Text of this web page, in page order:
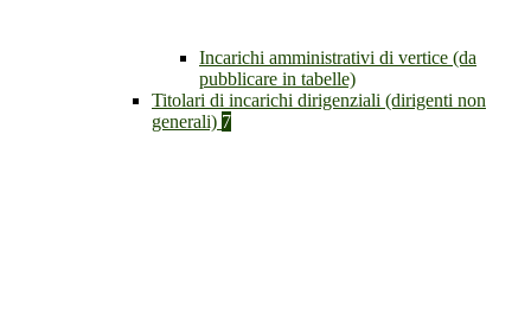
Incarichi amministrativi di vertice (da
pubblicare in tabelle)
Titolari di incarichi dirigenziali (dirigenti non
generali) 7